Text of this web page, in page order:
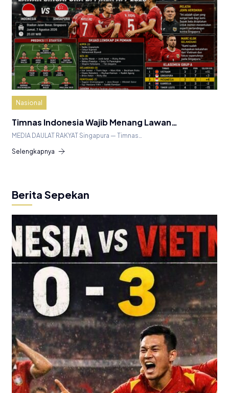
Nasional
Timnas Indonesia Wajib Menang Lawan…
MEDIA DAULAT RAKYAT Singapura — Timnas…
Selengkapnya
Berita Sepekan